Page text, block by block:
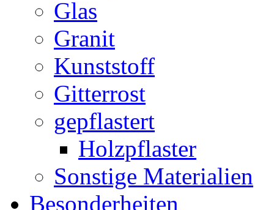
Glas
Granit
Kunststoff
Gitterrost
gepflastert
Holzpflaster
Sonstige Materialien
Besonderheiten